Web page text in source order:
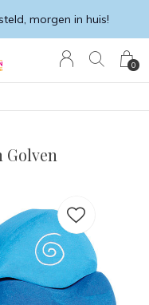
0
morgen in huis!
Golven